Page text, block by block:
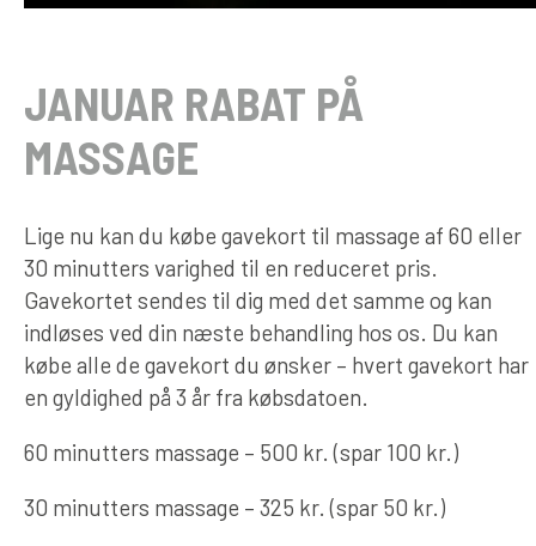
JANUAR RABAT PÅ
MASSAGE
Lige nu kan du købe gavekort til massage af 60 eller
30 minutters varighed til en reduceret pris.
Gavekortet sendes til dig med det samme og kan
indløses ved din næste behandling hos os. Du kan
købe alle de gavekort du ønsker – hvert gavekort har
en gyldighed på 3 år fra købsdatoen.
60 minutters massage – 500 kr. (spar 100 kr.)
30 minutters massage – 325 kr. (spar 50 kr.)